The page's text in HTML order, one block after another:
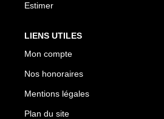
Estimer
LIENS UTILES
Mon compte
Nos honoraires
Mentions légales
Plan du site